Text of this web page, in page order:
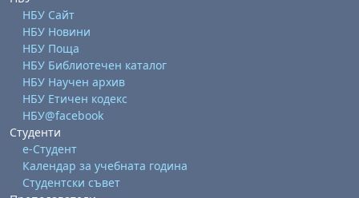
НБУ Сайт
НБУ Новини
НБУ Поща
НБУ Библиотечен каталог
НБУ Научен архив
НБУ Етичен кодекс
НБУ@facebook
Студенти
е-Студент
Календар за учебната година
Студентски съвет